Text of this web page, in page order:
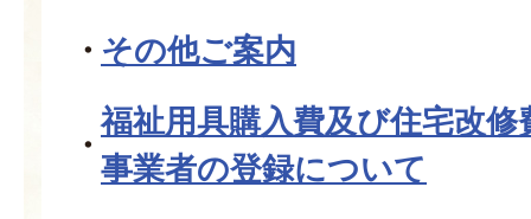
その他ご案内
福祉用具購入費及び住宅改
事業者の登録について